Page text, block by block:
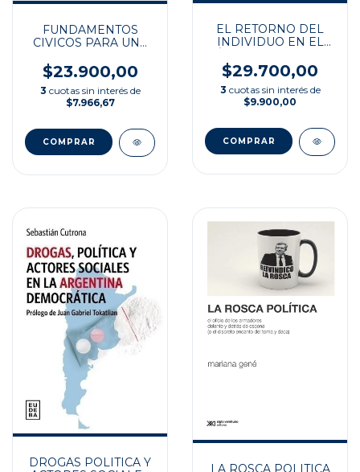
FUNDAMENTOS
CIVICOS PARA UNA
$23.900,00
3 cuotas sin interés de
$7.966,67
EL RETORNO DEL
INDIVIDUO EN EL
DISCURSO DEL
ÚNICO
$29.700,00
3 cuotas sin interés de
$9.900,00
DROGAS POLITICA Y
LA ROSCA POLITICA